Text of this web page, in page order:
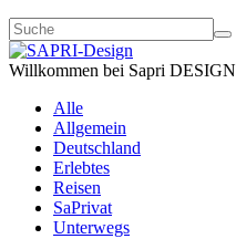
Willkommen bei Sapri DESIGN
Alle
Allgemein
Deutschland
Erlebtes
Reisen
SaPrivat
Unterwegs